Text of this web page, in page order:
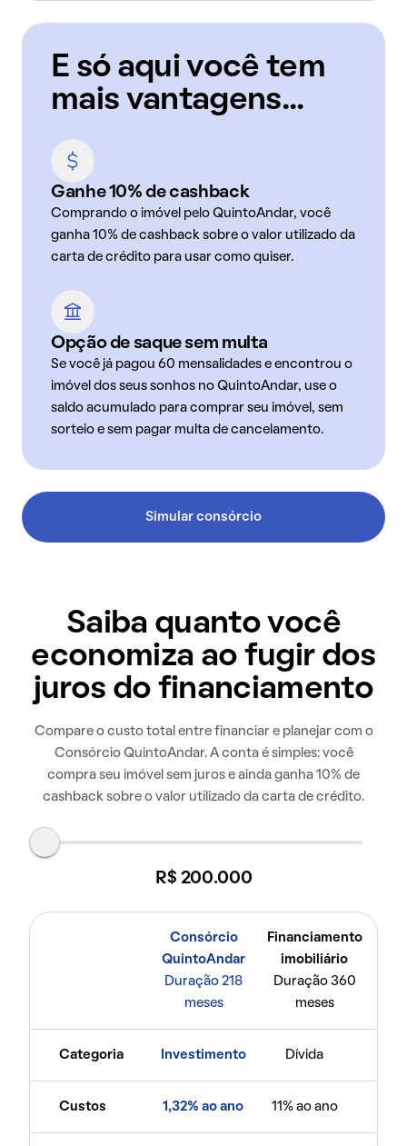
E só aqui você tem
mais vantagens...
Ganhe 10% de cashback
Comprando o imóvel pelo QuintoAndar, você
ganha 10% de cashback sobre o valor utilizado da
carta de crédito para usar como quiser.
Opção de saque sem multa
Se você já pagou 60 mensalidades e encontrou o
imóvel dos seus sonhos no QuintoAndar, use o
saldo acumulado para comprar seu imóvel, sem
sorteio e sem pagar multa de cancelamento.
Simular consórcio
Saiba quanto você
economiza ao fugir dos
juros do financiamento
Compare o custo total entre financiar e planejar com o
Consórcio QuintoAndar. A conta é simples: você
compra seu imóvel sem juros e ainda ganha 10% de
cashback sobre o valor utilizado da carta de crédito.
R$ 200.000
Consórcio
QuintoAndar
Duração 218
meses
Financiamento
imobiliário
Duração 360
meses
Categoria Investimento Dívida
Custos 1,32% ao ano 11% ao ano